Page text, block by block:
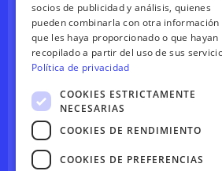
CONTÁCTANOS
985 84 14 64
El Merediz (Coviella, Cangas de
Arriondas, Asturias
GPS: 43.3926035308325, -
I
Y
socios de publicidad y análisis, quienes
pueden combinarla con otra información
que les haya proporcionado o que hayan
recopilado a partir del uso de sus
Política de privacidad
COOKIES ESTRICTAMENTE
NECESARIAS
COOKIES DE RENDIMIENTO
COOKIES DE PREFERENCIAS